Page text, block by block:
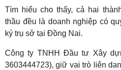
Tìm hiểu cho thấy, cả hai
thầu đều là doanh nghiệp có
ký trụ sở tại Đồng Nai.
Công ty TNHH Đầu tư Xây
3603444723), giữ vai trò liên